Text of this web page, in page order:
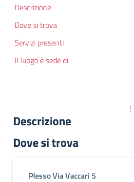
Descrizione
Dove si trova
Servizi presenti
Il luogo è sede di
Descrizione
Dove si trova
Plesso Via Vaccari 5